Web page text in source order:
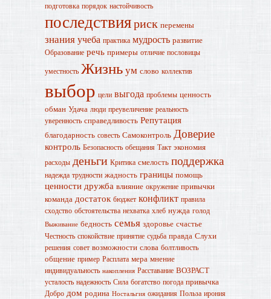
подготовка порядок настойчивость
последствияриск перемены
знанияучеба практика мудрость развитие
Образование речь примеры отличие пословицы
уместность Жизньум слово коллектив
выбор цели выгода проблемы ценность
обман Удача люди преувеличение реальность
уверенность справедливость Репутация
благодарность совесть Самоконтроль Доверие
контроль Безопасность обещания Такт экономия
расходы деньги Критика смелость поддержка
надежда трудности жадность границы помощь
ценности дружба влияние окружение привычки
команда достаток бюджет конфликт правила
сходство обстоятельства нехватка хлеб нужда голод
Выживание бедность семья здоровье счастье
Честность спокойствие принятие судьба правда Слухи
решения совет возможности слова болтливость
общение пример Расплата мера мнение
индивидуальность накопления Расставание ВОЗРАСТ
усталость надежность Сила богатство погода привычка
Добро дом родина Ностальгия ожидания Польза ирония